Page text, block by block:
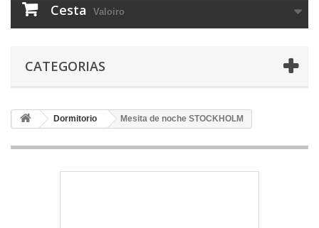
Cesta Valoiro
CATEGORIAS
Dormitorio Mesita de noche STOCKHOLM